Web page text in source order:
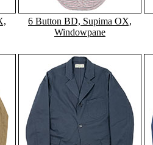
6 Button BD, Supima OX,
Windowpane